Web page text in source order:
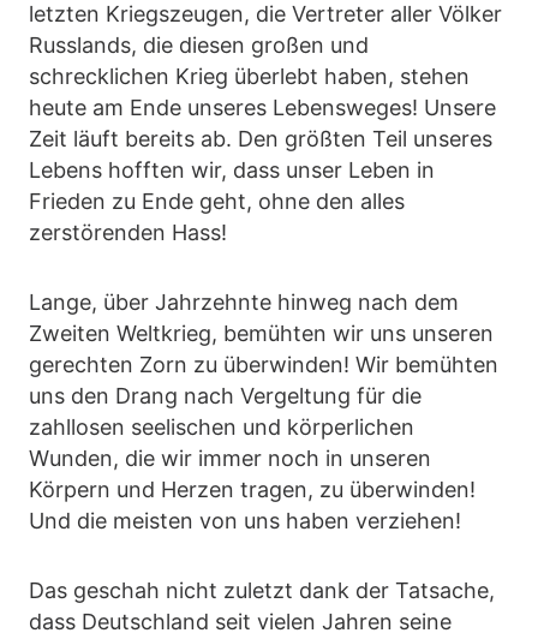
letzten Kriegszeugen, die Vertreter aller Völker
Russlands, die diesen großen und
schrecklichen Krieg überlebt haben, stehen
heute am Ende unseres Lebensweges! Unsere
Zeit läuft bereits ab. Den größten Teil unseres
Lebens hofften wir, dass unser Leben in
Frieden zu Ende geht, ohne den alles
zerstörenden Hass!
Lange, über Jahrzehnte hinweg nach dem
Zweiten Weltkrieg, bemühten wir uns unseren
gerechten Zorn zu überwinden! Wir bemühten
uns den Drang nach Vergeltung für die
zahllosen seelischen und körperlichen
Wunden, die wir immer noch in unseren
Körpern und Herzen tragen, zu überwinden!
Und die meisten von uns haben verziehen!
Das geschah nicht zuletzt dank der Tatsache,
dass Deutschland seit vielen Jahren seine